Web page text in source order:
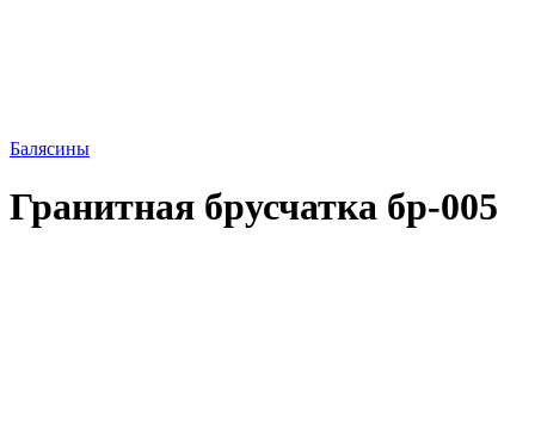
Балясины
Гранитная брусчатка бр-005